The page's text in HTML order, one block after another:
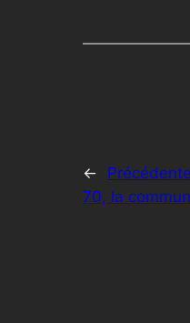
←
70, la